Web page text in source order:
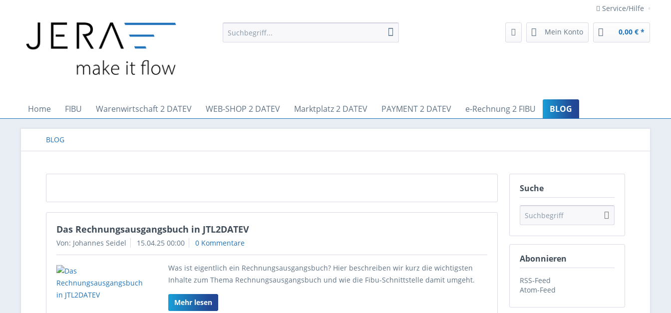
Service/Hilfe
Mein Konto 0,00 € *
Home FIBU Warenwirtschaft 2 DATEV WEB-SHOP 2 DATEV Marktplatz 2 DATEV PAYMENT 2 DATEV e-Rechnung 2 FIBU BLOG
BLOG
Suche
Abonnieren
RSS-Feed
Atom-Feed
Das Rechnungsausgangsbuch in JTL2DATEV
Von: Johannes Seidel 15.04.25 00:00 0 Kommentare
Was ist eigentlich ein Rechnungsausgangsbuch? Hier beschreiben wir kurz die wichtigsten
Inhalte zum Thema Rechnungsausgangsbuch und wie die Fibu-Schnittstelle damit umgeht.
Mehr lesen